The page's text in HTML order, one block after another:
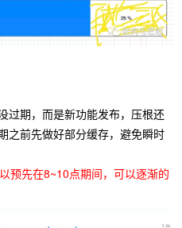
过期，而是新功能发布，压根还
之前先做好部分缓存，避免瞬时
预先在8~10点期间，可以逐渐的